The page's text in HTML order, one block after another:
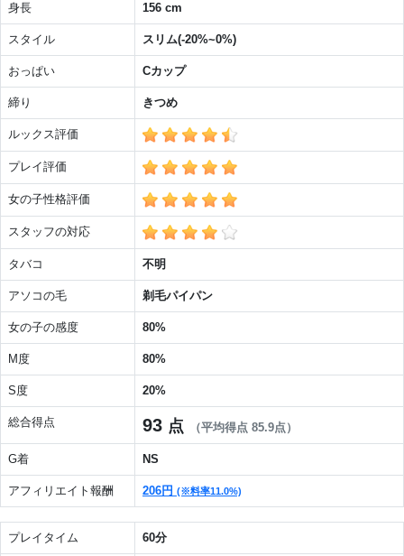
身長 156 cm
スタイル スリム(-20%~0%)
おっぱい Cカップ
締り きつめ
ルックス評価
プレイ評価
女の子性格評価
スタッフの対応
タバコ 不明
アソコの毛 剃毛パイパン
女の子の感度 80%
M度 80%
S度 20%
総合得点 93 点 （平均得点 85.9点）
G着 NS
アフィリエイト報酬 206円 (※料率11.0%)
プレイタイム 60分